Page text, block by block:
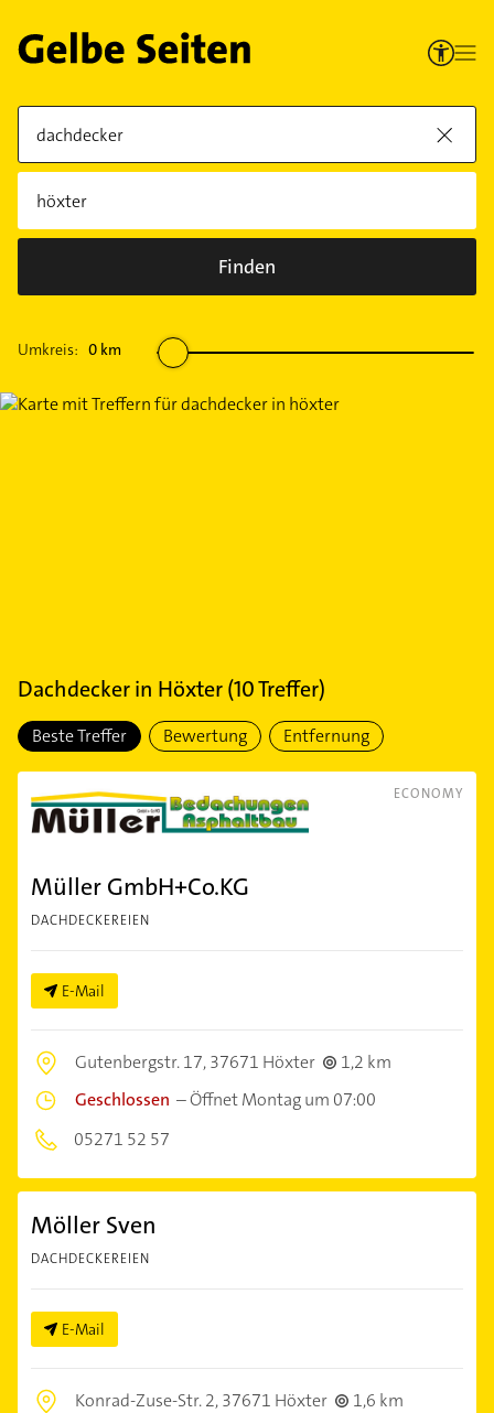
Finden
Umkreis: 0 km
Dachdeckerin Höxter(10Treffer)
Beste Treffer Bewertung Entfernung
ECONOMY
Müller GmbH+Co.KG
DACHDECKEREIEN
E-Mail
Gutenbergstr. 17,37671 Höxter
1,2 km
Geschlossen –Öffnet Montag um 07:00
05271 52 57
Möller Sven
DACHDECKEREIEN
E-Mail
Konrad-Zuse-Str. 2,37671 Höxter
1,6 km